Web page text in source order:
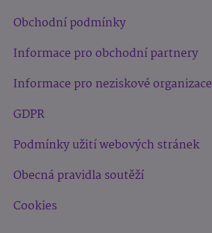
Obchodní podmínky
Informace pro obchodní partnery
Informace pro neziskové organizace
GDPR
Podmínky užití webových stránek
Obecná pravidla soutěží
Cookies